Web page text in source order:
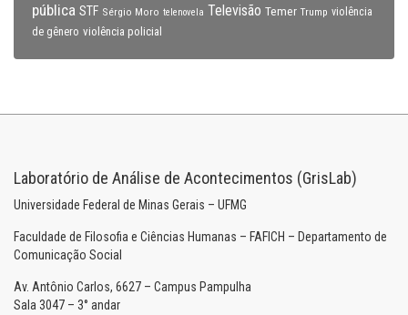
pública STF Sérgio Moro telenovela Televisão Temer Trump violência
de gênero violência policial
Laboratório de Análise de Acontecimentos (GrisLab)
Universidade Federal de Minas Gerais – UFMG
Faculdade de Filosofia e Ciências Humanas – FAFICH – Departamento de
Comunicação Social
Av. Antônio Carlos, 6627 – Campus Pampulha
Sala 3047 – 3° andar